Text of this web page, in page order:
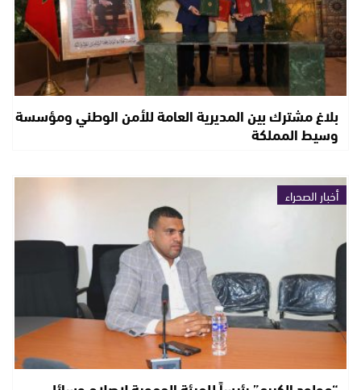
بلاغ مشترك بين المديرية العامة للأمن الوطني ومؤسسة
وسيط المملكة
أخبار الصحراء